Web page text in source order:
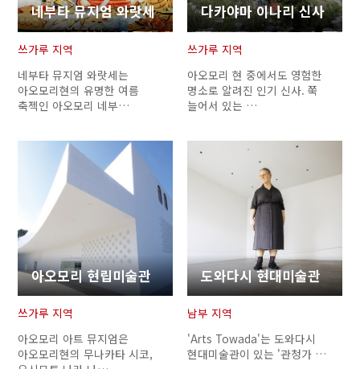
네부타 뮤지엄 와랏세
쓰가루 지역
네부타 뮤지엄 와랏세는
아오모리현의 유명한 여름
축젝인 아오모리 네부…
다카야마 이나리 신사
쓰가루 지역
아오모리 현 중에서도 영험한
명소로 알려진 인기 신사. 쭉
늘어서 있는 …
아오모리 현립미술관
쓰가루 지역
아오모리 아트 뮤지엄은
아오모리현의 무나카타 시코,
도와다시 현대미술관
남부 지역
'Arts Towada'는 도와다시
현대미술관이 있는 '관청가 …